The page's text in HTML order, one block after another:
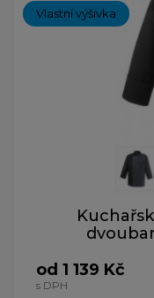
Vlastní výšivka
od 1 139 Kč
s DPH